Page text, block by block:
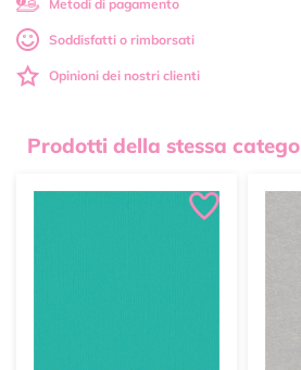
Metodi di pagamento
Soddisfatti o rimborsati
Opinioni dei nostri clienti
Prodotti della stessa